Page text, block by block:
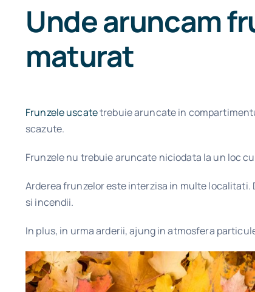
Unde aruncam
maturat
Frunzele uscatetrebuie aruncate in
scazute.
Frunzele nu trebuie aruncate niciodata la un loc
Arderea frunzelor este interzisa in multe
si incendii.
In plus, in urma arderii, ajung in atmosfera